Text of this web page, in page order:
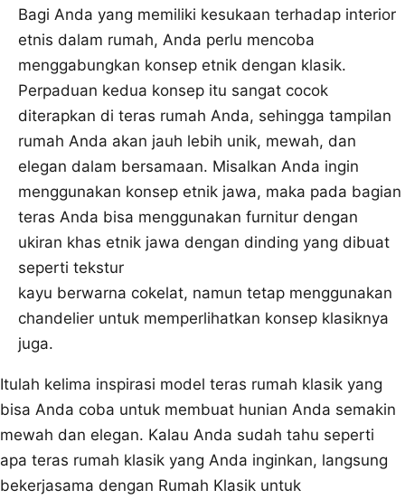
Bagi Anda yang memiliki kesukaan terhadap interior
etnis dalam rumah, Anda perlu mencoba
menggabungkan konsep etnik dengan klasik.
Perpaduan kedua konsep itu sangat cocok
diterapkan di teras rumah Anda, sehingga tampilan
rumah Anda akan jauh lebih unik, mewah, dan
elegan dalam bersamaan. Misalkan Anda ingin
menggunakan konsep etnik jawa, maka pada bagian
teras Anda bisa menggunakan furnitur dengan
ukiran khas etnik jawa dengan dinding yang dibuat
seperti tekstur
kayu berwarna cokelat, namun tetap menggunakan
chandelier untuk memperlihatkan konsep klasiknya
juga.
Itulah kelima inspirasi model teras rumah klasik yang
bisa Anda coba untuk membuat hunian Anda semakin
mewah dan elegan. Kalau Anda sudah tahu seperti
apa teras rumah klasik yang Anda inginkan, langsung
bekerjasama dengan Rumah Klasik untuk